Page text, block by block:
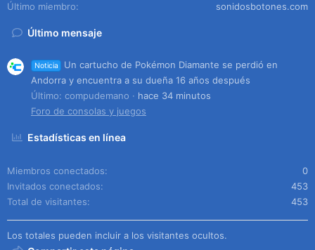
Último miembro
sonidosbotones.com
Último mensaje
Noticia
Un cartucho de Pokémon Diamante se perdió en
Andorra y encuentra a su dueña 16 años después
Último: compudemano
hace 34 minutos
Foro de consolas y juegos
Estadísticas en línea
Miembros conectados
0
Invitados conectados
453
Total de visitantes
453
Los totales pueden incluir a los visitantes ocultos.